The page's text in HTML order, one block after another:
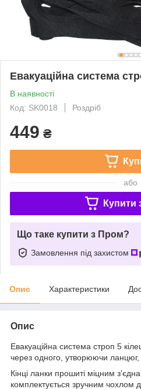
Евакуаційна система
В наявності
Код: SK0018
Роздріб
449 ₴
або
Купити
Що таке купити з Пром?
Замовлення під захистом
Опис Характеристики
Опис
Евакуаційна система строп 5
через одного, утворюючи ланцюг,
Кінці ланки прошиті міцним
комплектується зручним чохлом